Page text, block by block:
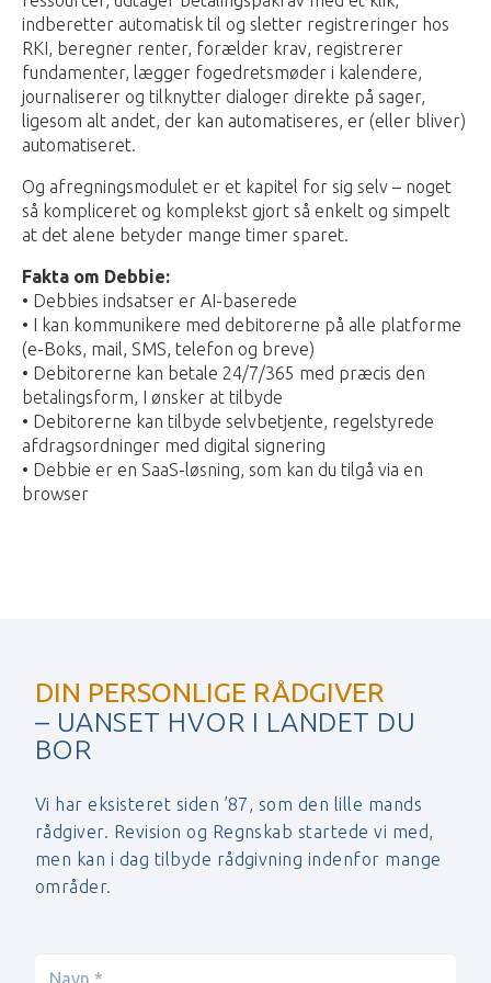
indberetter automatisk til og sletter registreringer hos
RKI, beregner renter, forælder krav, registrerer
fundamenter, lægger fogedretsmøder i kalendere,
journaliserer og tilknytter dialoger direkte på sager,
ligesom alt andet, der kan automatiseres, er (eller bliver)
automatiseret.
Og afregningsmodulet er et kapitel for sig selv – noget
så kompliceret og komplekst gjort så enkelt og simpelt
at det alene betyder mange timer sparet.
Fakta om Debbie:
• Debbies indsatser er AI-baserede
• I kan kommunikere med debitorerne på alle platforme
(e-Boks, mail, SMS, telefon og breve)
• Debitorerne kan betale 24/7/365 med præcis den
betalingsform, I ønsker at tilbyde
• Debitorerne kan tilbyde selvbetjente, regelstyrede
afdragsordninger med digital signering
• Debbie er en SaaS-løsning, som kan du tilgå via en
browser
DIN PERSONLIGE RÅDGIVER
– UANSET HVOR I LANDET DU
BOR
Vi har eksisteret siden ’87, som den lille mands
rådgiver. Revision og Regnskab startede vi med,
men kan i dag tilbyde rådgivning indenfor mange
områder.